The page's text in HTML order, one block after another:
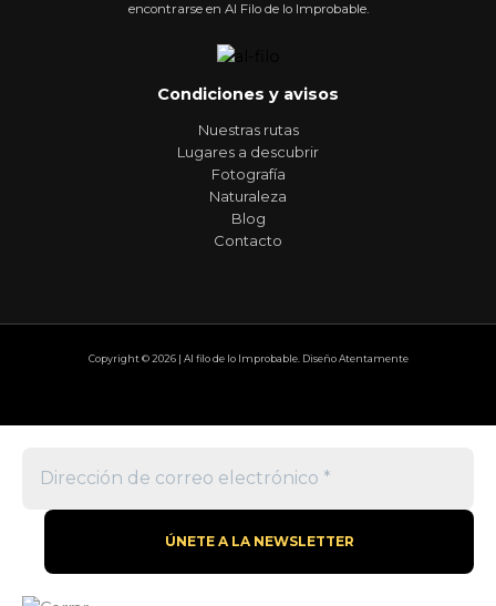
encontrarse en Al Filo de lo Improbable.
Condiciones y avisos
Nuestras rutas
Lugares a descubrir
Fotografía
Naturaleza
Blog
Contacto
Copyright © 2026 | Al filo de lo Improbable. Diseño Atentamente